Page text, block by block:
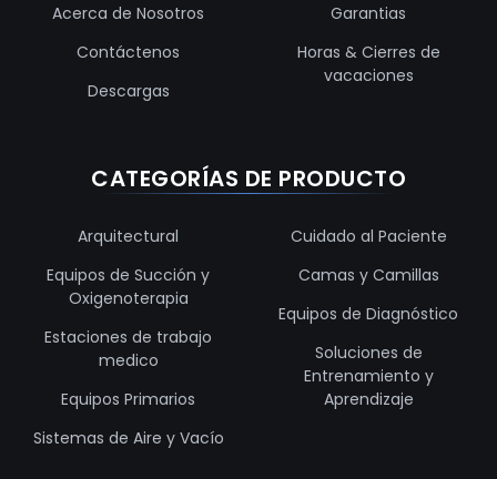
Acerca de Nosotros
Contáctenos
Descargas
Garantias
Horas & Cierres de
vacaciones
CATEGORÍAS DE PRODUCTO
Arquitectural
Equipos de Succión y
Oxigenoterapia
Estaciones de trabajo
medico
Equipos Primarios
Sistemas de Aire y Vacío
Cuidado al Paciente
Camas y Camillas
Equipos de Diagnóstico
Soluciones de
Entrenamiento y
Aprendizaje